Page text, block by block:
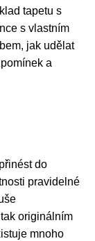
tapetu s
s vlastním
jak udělat
a
do
pravidelné
originálním
mnoho